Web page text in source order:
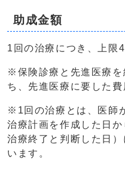
助成金額
1回の治療につき、上限4
※保険診療と先進医療を
ち、先進医療に要した
※1回の治療とは、医師
治療計画を作成した日
治療終了と判断した日
います。